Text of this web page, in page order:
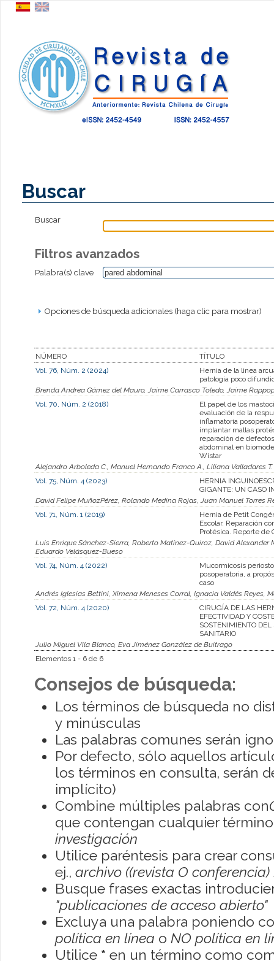
Buscar
Buscar
Filtros avanzados
Palabra(s) clave
Opciones de búsqueda adicionales (haga clic para mostrar)
NÚMERO
TÍTULO
Vol. 76, Núm. 2 (2024)
Hernia de la linea
patologia poco
Brenda Andrea Gámez del Mauro, Jaime Carrasco Toledo, Jaime
Vol. 70, Núm. 2 (2018)
El papel de los
evaluación de la
inflamatoria
implantar mallas
reparación de
abdominal en
Wistar
Alejandro Arboleda C., Manuel Hernando Franco A., Liliana Valladares T.
Vol. 75, Núm. 4 (2023)
HERNIA
GIGANTE: UN CASO
David Felipe MuñozPérez, Rolando Medina Rojas, Juan Manuel Torres
Vol. 71, Núm. 1 (2019)
Hernia de Petit
Escolar. Reparación
Protésica. Reporte de
Luis Enrique Sánchez-Sierra, Roberto Matínez-Quiroz, David Alexander
Eduardo Velásquez-Bueso
Vol. 74, Núm. 4 (2022)
Mucormicosis
posoperatoria, a
caso
Andrés Iglesias Bettini, Ximena Meneses Corral, Ignacia Valdés Reyes,
Vol. 72, Núm. 4 (2020)
CIRUGÍA DE LAS
EFECTIVIDAD Y
SOSTENIMIENTO DEL
SANITARIO
Julio Miguel Vila Blanco, Eva Jiménez González de Buitrago
Elementos 1 - 6 de 6
Consejos de búsqueda:
Los términos de búsqueda no
y minúsculas
Las palabras comunes serán
Por defecto, sólo aquellos
los términos en consulta, serán
implícito)
Combine múltiples palabras con
que contengan cualquier
investigación
Utilice paréntesis para crear
ej., archivo ((revista O conferencia)
Busque frases exactas
"publicaciones de acceso abierto"
Excluya una palabra poniendo
política en línea o NO política en
Utilice * en un término como